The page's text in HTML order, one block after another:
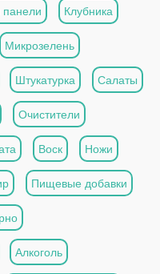
Клубника
Микрозелень
Штукатурка Салаты
Очистители
Воск Ножи
Пищевые добавки
Алкоголь